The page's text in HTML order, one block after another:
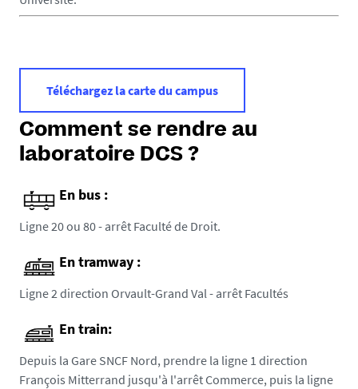
Téléchargez la carte du campus
Comment se rendre au
laboratoire DCS ?
En bus :
Ligne 20 ou 80 - arrêt Faculté de Droit.
En tramway :
Ligne 2 direction Orvault-Grand Val - arrêt Facultés
En train:
Depuis la Gare SNCF Nord, prendre la ligne 1 direction
François Mitterrand jusqu'à l'arrêt Commerce, puis la ligne